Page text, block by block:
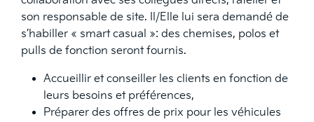
son responsable de site. Il/Elle lui sera demandé de
s’habiller « smart casual »: des chemises, polos et
pulls de fonction seront fournis.
Accueillir et conseiller les clients en fonction de
leurs besoins et préférences,
Préparer des offres de prix pour les véhicules